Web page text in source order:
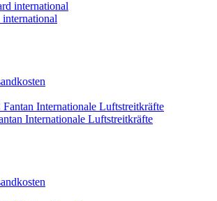
Internationale Luftstreitkräfte